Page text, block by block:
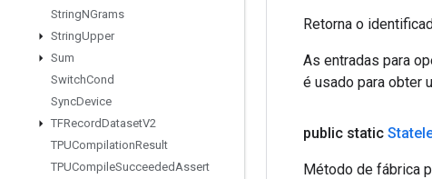
StringNGrams
StringUpper
Sum
SwitchCond
SyncDevice
TFRecordDatasetV2
TPUCompilationResult
TPUCompileSucceededAssert
Retorna o
As entradas para
é usado para obter
public static
Método de fábrica